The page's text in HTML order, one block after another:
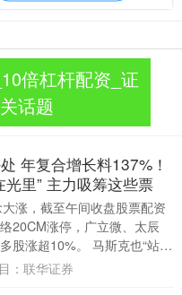
倍杠杆配资_证
话题
年复合增长料137%！
光里” 主力吸筹这些票
涨，截至午间收盘股票配资
20CM涨停，广立微、太辰
股涨超10%。 马斯克也“站在
，据第一财经，继收购....
： 联华证券